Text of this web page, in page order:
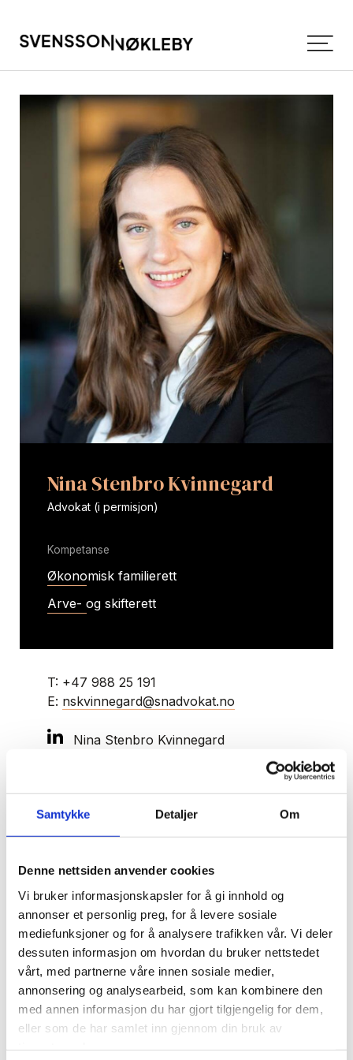
Samtykke Detaljer Om
Denne nettsiden anvender cookies
Vi bruker informasjonskapsler for å gi innhold og
annonser et personlig preg, for å levere sosiale
mediefunksjoner og for å analysere trafikken vår. Vi deler
dessuten informasjon om hvordan du bruker nettstedet
vårt, med partnerne våre innen sosiale medier,
annonsering og analysearbeid, som kan kombinere den
med annen informasjon du har gjort tilgjengelig for dem,
eller som de har samlet inn gjennom din bruk av
Nina Stenbro Kvinnegard
Advokat (i permisjon)
Kompetanse
Økonomisk familierett
Arve- og skifterett
T: +47 988 25 191
E: nskvinnegard@snadvokat.no
Nina Stenbro Kvinnegard
Nina Stenbro Kvinnegard er tilknyttet teamene
for økonomisk familierett og arve- og
og arveoppgjør.
Hun bistår med å sikre verdier mellom ektefeller
og samboere, samt med å tilrettelegge for
ønsket fordeling av eiendeler og verdier ved
dødsfall. Nina har solid erfaring med planlegging
av arveforskudd og overføring av eiendom eller
pengegaver til familiemedlemmer.